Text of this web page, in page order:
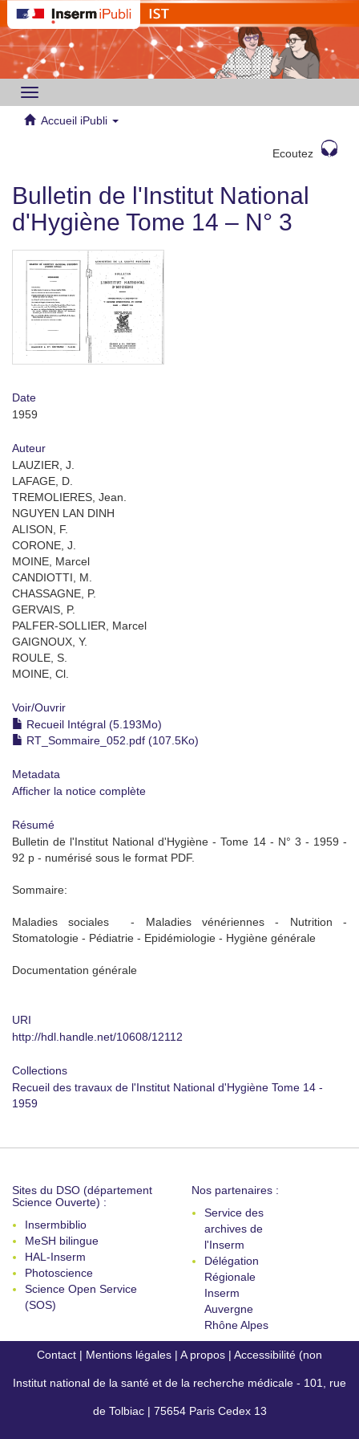
Toggle
navigation
Accueil iPubli
Ecoutez
Bulletin de l'Institut National
d'Hygiène Tome 14 – N° 3
Date
1959
Auteur
LAUZIER, J.
LAFAGE, D.
TREMOLIERES, Jean.
NGUYEN LAN DINH
ALISON, F.
CORONE, J.
MOINE, Marcel
CANDIOTTI, M.
CHASSAGNE, P.
GERVAIS, P.
PALFER-SOLLIER, Marcel
GAIGNOUX, Y.
ROULE, S.
MOINE, Cl.
Voir/Ouvrir
Recueil Intégral (5.193Mo)
RT_Sommaire_052.pdf (107.5Ko)
Metadata
Afficher la notice complète
Résumé
Bulletin de l'Institut National d'Hygiène - Tome 14 - N° 3 - 1959 -
92 p - numérisé sous le format PDF.
Sommaire:
Maladies sociales - Maladies vénériennes - Nutrition -
Stomatologie - Pédiatrie - Epidémiologie - Hygiène générale
Documentation générale
URI
http://hdl.handle.net/10608/12112
Collections
Recueil des travaux de l'Institut National d'Hygiène Tome 14 -
1959
Sites du DSO (département
Science Ouverte) :
Insermbiblio
MeSH bilingue
HAL-Inserm
Photoscience
Science Open Service
(SOS)
Nos partenaires :
Service des
archives de
l'Inserm
Délégation
Régionale
Inserm
Auvergne
Rhône Alpes
Contact | Mentions légales | A propos | Accessibilité (non
conforme)
Institut national de la santé et de la recherche médicale - 101, rue
de Tolbiac | 75654 Paris Cedex 13